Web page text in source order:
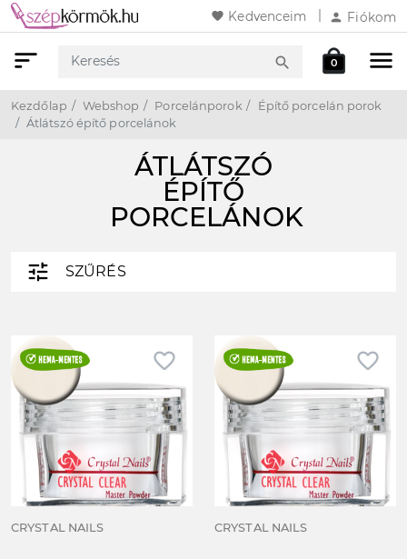
favorite Kedvenceim person Fiókom
menu
sort
Webshop
search
Keresés
local_mall
Kosár
0
Kezdőlap Webshop Porcelánporok
Építő porcelán porok
Átlátszó építő porcelánok
ÁTLÁTSZÓ
ÉPÍTŐ
PORCELÁNOK
tune SZŰRÉS
favorite_border
CRYSTAL NAILS
favorite_border
CRYSTAL NAILS